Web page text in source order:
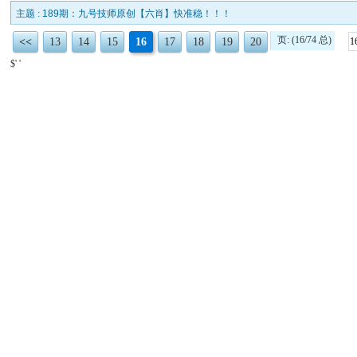
主题 : 189期：九号技师原创【六肖】快准稳！！！
<< 13 14 15 16 17 18 19 20 页: (16/74 总)
$' '